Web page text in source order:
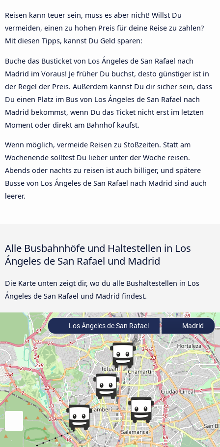
Reisen kann teuer sein, muss es aber nicht! Willst Du
vermeiden, einen zu hohen Preis für deine Reise zu zahlen?
Mit diesen Tipps, kannst Du Geld sparen:
Buche das Busticket von Los Ángeles de San Rafael nach
Madrid im Voraus! Je früher Du buchst, desto günstiger ist in
der Regel der Preis. Außerdem kannst Du dir sicher sein, dass
Du einen Platz im Bus von Los Ángeles de San Rafael nach
Madrid bekommst, wenn Du das Ticket nicht erst im letzten
Moment oder direkt am Bahnhof kaufst.
Wenn möglich, vermeide Reisen zu Stoßzeiten. Statt am
Wochenende solltest Du lieber unter der Woche reisen.
Abends oder nachts zu reisen ist auch billiger, und spätere
Busse von Los Ángeles de San Rafael nach Madrid sind auch
leerer.
Alle Busbahnhöfe und Haltestellen in Los
Ángeles de San Rafael und Madrid
Die Karte unten zeigt dir, wo du alle Bushaltestellen in Los
Ángeles de San Rafael und Madrid findest.
Los Ángeles de San Rafael Madrid